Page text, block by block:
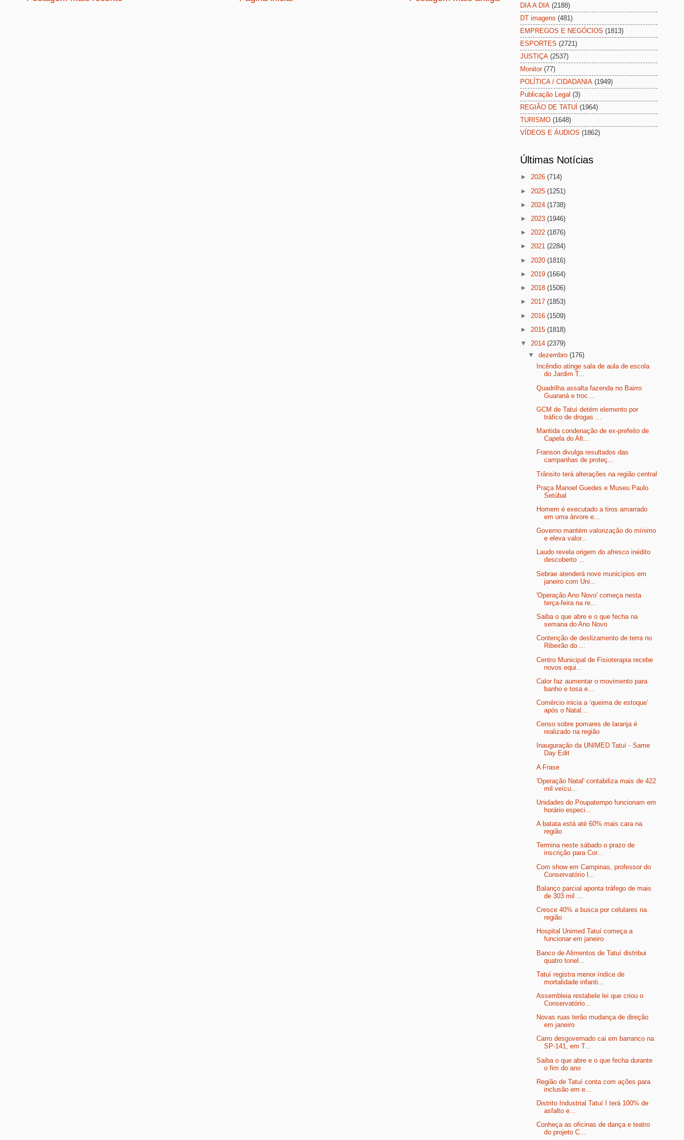
DIA A DIA (2188)
DT imagens (481)
EMPREGOS E NEGÓCIOS (1813)
ESPORTES (2721)
JUSTIÇA (2537)
Monitor (77)
POLÍTICA / CIDADANIA (1949)
Publicação Legal (3)
REGIÃO DE TATUÍ (1964)
TURISMO (1648)
VÍDEOS E ÁUDIOS (1862)
Últimas Notícias
► 2026 (714)
► 2025 (1251)
► 2024 (1738)
► 2023 (1946)
► 2022 (1876)
► 2021 (2284)
► 2020 (1816)
► 2019 (1664)
► 2018 (1506)
► 2017 (1853)
► 2016 (1509)
► 2015 (1818)
▼ 2014 (2379)
▼dezembro(176)
Incêndio atinge sala de aula de escola
do Jardim T...
Quadrilha assalta fazenda no Bairro
Guaraná e troc...
GCM de Tatuí detém elemento por
tráfico de drogas ...
Mantida condenação de ex-prefeito de
Capela do Alt...
Franson divulga resultados das
campanhas de proteç...
Trânsito terá alterações na região central
Praça Manoel Guedes e Museu Paulo
Setúbal
Homem é executado a tiros amarrado
em uma árvore e...
Governo mantém valorização do mínimo
e eleva valor...
Laudo revela origem do afresco inédito
descoberto ...
Sebrae atenderá nove municípios em
janeiro com Uni...
'Operação Ano Novo' começa nesta
terça-feira na re...
Saiba o que abre e o que fecha na
semana do Ano Novo
Contenção de deslizamento de terra no
Ribeirão do ...
Centro Municipal de Fisioterapia recebe
novos equi...
Calor faz aumentar o movimento para
banho e tosa e...
Comércio inicia a ‘queima de estoque’
após o Natal...
Censo sobre pomares de laranja é
realizado na região
Inauguração da UNIMED Tatuí - Same
Day Edit
A Frase
'Operação Natal' contabiliza mais de 422
mil veícu...
Unidades do Poupatempo funcionam em
horário especi...
A batata está até 60% mais cara na
região
Termina neste sábado o prazo de
inscrição para Cor...
Com show em Campinas, professor do
Conservatório l...
Balanço parcial aponta tráfego de mais
de 303 mil ...
Cresce 40% a busca por celulares na
região
Hospital Unimed Tatuí começa a
funcionar em janeiro
Banco de Alimentos de Tatuí distribui
quatro tonel...
Tatuí registra menor índice de
mortalidade infanti...
Assembleia restabele lei que criou o
Conservatório...
Novas ruas terão mudança de direção
em janeiro
Carro desgovernado cai em barranco na
SP-141, em T...
Saiba o que abre e o que fecha durante
o fim do ano
Região de Tatuí conta com ações para
inclusão em e...
Distrito Industrial Tatuí I terá 100% de
asfalto e...
Conheça as oficinas de dança e teatro
do projeto C...